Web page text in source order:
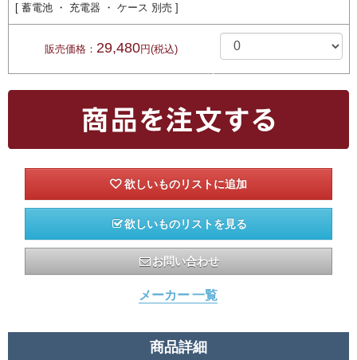
[ 蓄電池 ・ 充電器 ・ ケース 別売 ]
販売価格： 29,480円(税込)
欲しいものリストを見る
お問い合わせ
メーカー 一覧
商品詳細